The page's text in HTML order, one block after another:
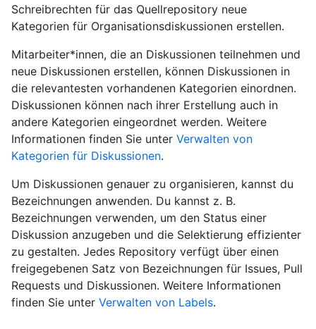
Schreibrechten für das Quellrepository neue
Kategorien für Organisationsdiskussionen erstellen.
Mitarbeiter*innen, die an Diskussionen teilnehmen und
neue Diskussionen erstellen, können Diskussionen in
die relevantesten vorhandenen Kategorien einordnen.
Diskussionen können nach ihrer Erstellung auch in
andere Kategorien eingeordnet werden. Weitere
Informationen finden Sie unter Verwalten von
Kategorien für Diskussionen.
Um Diskussionen genauer zu organisieren, kannst du
Bezeichnungen anwenden. Du kannst z. B.
Bezeichnungen verwenden, um den Status einer
Diskussion anzugeben und die Selektierung effizienter
zu gestalten. Jedes Repository verfügt über einen
freigegebenen Satz von Bezeichnungen für Issues, Pull
Requests und Diskussionen. Weitere Informationen
finden Sie unter Verwalten von Labels.